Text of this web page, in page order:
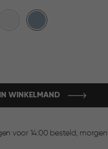
Blauw
IN WINKELMAND
voor 14:00 besteld, morgen